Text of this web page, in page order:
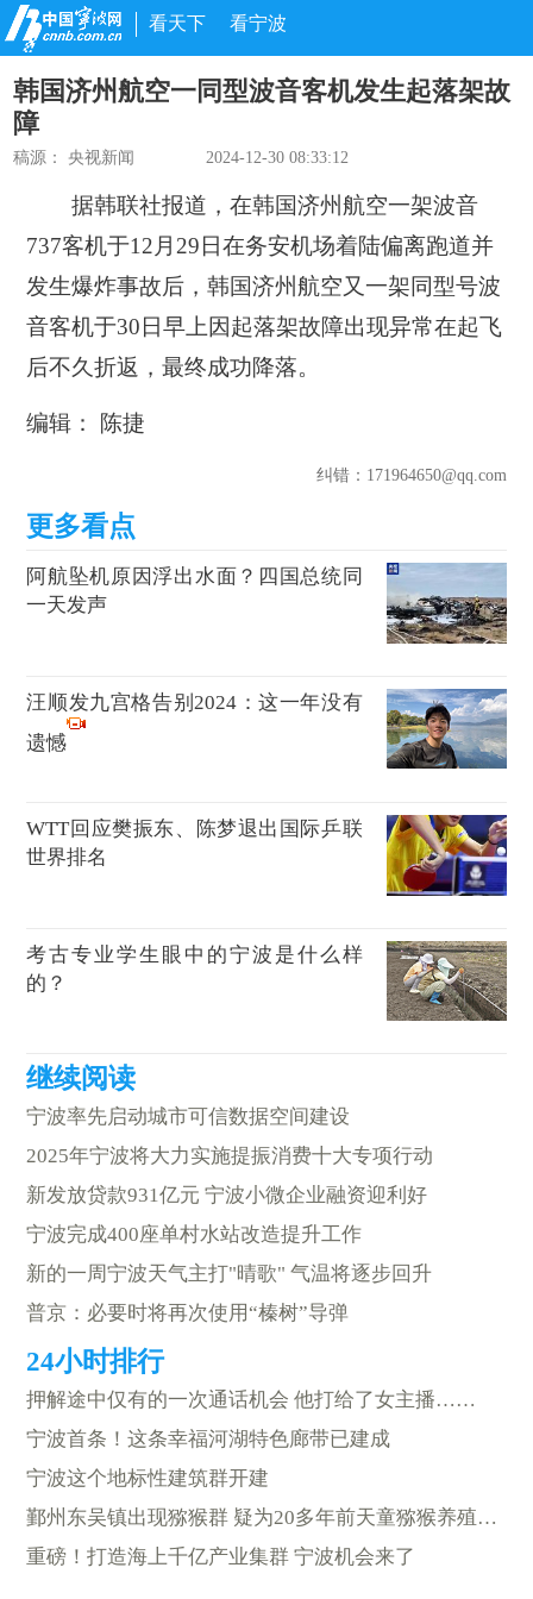
看天下 看宁波
韩国济州航空一同型波音客机发生起落架故
障
稿源：央视新闻 2024-12-30 08:33:12
据韩联社报道，在韩国济州航空一架波音
737客机于12月29日在务安机场着陆偏离跑道并
发生爆炸事故后，韩国济州航空又一架同型号波
音客机于30日早上因起落架故障出现异常在起飞
后不久折返，最终成功降落。
编辑： 陈捷
纠错：171964650@qq.com
阿航坠机原因浮出水面？四国总统同
一天发声
汪顺发九宫格告别2024：这一年没有
遗憾
WTT回应樊振东、陈梦退出国际乒联
世界排名
考古专业学生眼中的宁波是什么样
的？
宁波率先启动城市可信数据空间建设
2025年宁波将大力实施提振消费十大专项行动
新发放贷款931亿元 宁波小微企业融资迎利好
宁波完成400座单村水站改造提升工作
新的一周宁波天气主打"晴歌" 气温将逐步回升
普京：必要时将再次使用“榛树”导弹
押解途中仅有的一次通话机会 他打给了女主播……
宁波首条！这条幸福河湖特色廊带已建成
宁波这个地标性建筑群开建
鄞州东吴镇出现猕猴群 疑为20多年前天童猕猴养殖场逃逸猕猴后代
重磅！打造海上千亿产业集群 宁波机会来了